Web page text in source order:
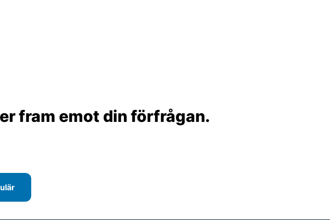
fram emot din förfrågan.